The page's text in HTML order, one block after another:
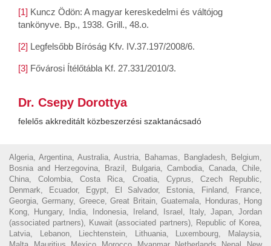
[1] Kuncz Ödön: A magyar kereskedelmi és váltójog
tankönyve. Bp., 1938. Grill., 48.o.
[2] Legfelsőbb Bíróság Kfv. IV.37.197/2008/6.
[3] Fővárosi Ítélőtábla Kf. 27.331/2010/3.
Dr. Csepy Dorottya
felelős akkreditált közbeszerzési szaktanácsadó
Algeria, Argentina, Australia, Austria, Bahamas, Bangladesh, Belgium,
Bosnia and Herzegovina, Brazil, Bulgaria, Cambodia, Canada, Chile,
China, Colombia, Costa Rica, Croatia, Cyprus, Czech Republic,
Denmark, Ecuador, Egypt, El Salvador, Estonia, Finland, France,
Georgia, Germany, Greece, Great Britain, Guatemala, Honduras, Hong
Kong, Hungary, India, Indonesia, Ireland, Israel, Italy, Japan, Jordan
(associated partners), Kuwait (associated partners), Republic of Korea,
Latvia, Lebanon, Liechtenstein, Lithuania, Luxembourg, Malaysia,